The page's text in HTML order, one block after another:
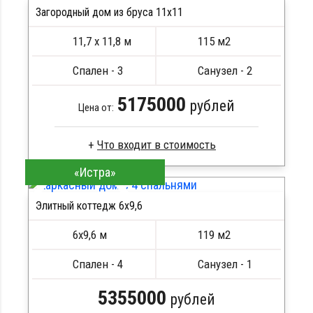
Загородный дом из бруса 11х11
11,7 х 11,8 м 115 м2
Спален - 3 Санузел - 2
Цена от: 5175000 рублей
Сухой брус
Стропила, балки 50х200 мм
Кровля металлочерепица
Сборка на березовые нагеля, джут
Металлические сваи 108 диаметр
ПОДРОБНЕЕ
«Истра»
Элитный коттедж 6х9,6
6х9,6 м 119 м2
Спален - 4 Санузел - 1
5355000 рублей